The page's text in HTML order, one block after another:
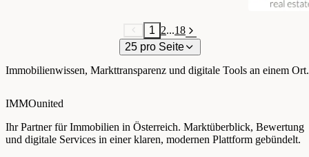
1 2...18
25 pro Seite
Immobilienwissen, Markttransparenz und digitale Tools an einem Ort.
IMMOunited
Ihr Partner für Immobilien in Österreich. Marktüberblick, Bewertung
und digitale Services in einer klaren, modernen Plattform gebündelt.